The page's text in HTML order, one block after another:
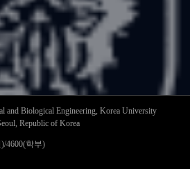
and Biological Engineering, Korea University
Republic of Korea
4600(학부)